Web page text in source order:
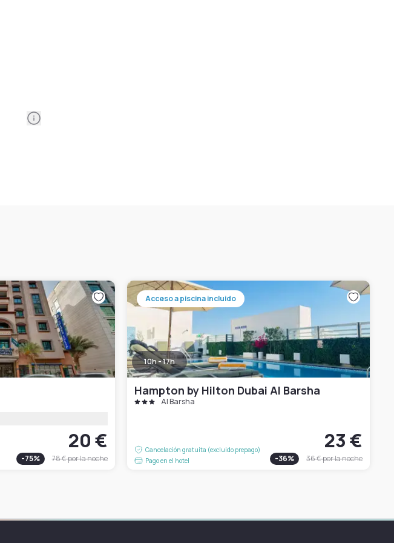
Information
20 €
-75% 78 €por la noche
Acceso a piscina incluido
10h - 17h
Hampton by Hilton Dubai Al Barsha
Al Barsha
Cancelación gratuita (excluido prepago)
Pago en el hotel
23 €
-36% 36 €por la noche